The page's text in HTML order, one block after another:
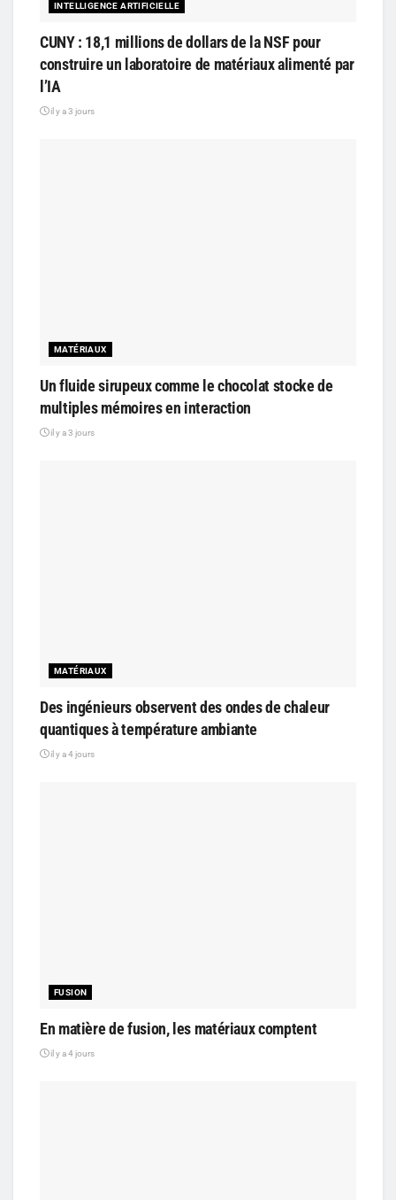
INTELLIGENCE ARTIFICIELLE
CUNY : 18,1 millions de dollars de la NSF pour
construire un laboratoire de matériaux alimenté par
l’IA
il y a 3 jours
MATÉRIAUX
Un fluide sirupeux comme le chocolat stocke de
multiples mémoires en interaction
il y a 3 jours
MATÉRIAUX
Des ingénieurs observent des ondes de chaleur
quantiques à température ambiante
il y a 4 jours
FUSION
En matière de fusion, les matériaux comptent
il y a 4 jours